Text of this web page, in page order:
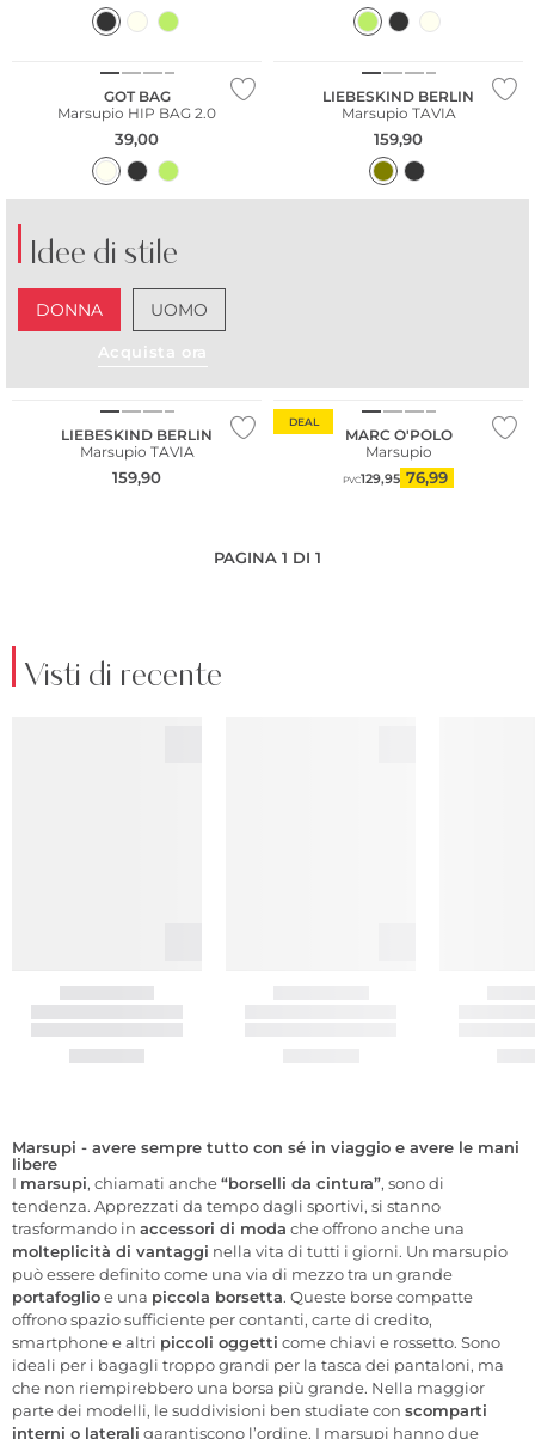
GOT BAG
Marsupio HIP BAG 2.0
39,00
LIEBESKIND BERLIN
Marsupio TAVIA
159,90
Idee di stile
DONNA UOMO
Acquista ora
LIEBESKIND BERLIN
Marsupio TAVIA
159,90
DEAL
MARC O'POLO
Marsupio
PVC129,95 76,99
PAGINA 1 DI 1
Visti di recente
Marsupi - avere sempre tutto con sé in viaggio e avere le mani
libere
I marsupi, chiamati anche“borselli da cintura”, sono di
tendenza. Apprezzati da tempo dagli sportivi, si stanno
trasformando in accessori di moda che offrono anche una
molteplicità di vantaggi nella vita di tutti i giorni. Un marsupio
può essere definito come una via di mezzo tra un grande
portafoglioe una piccola borsetta. Queste borse compatte
offrono spazio sufficiente per contanti, carte di credito,
smartphone e altri piccoli oggetti come chiavi e rossetto. Sono
ideali per i bagagli troppo grandi per la tasca dei pantaloni, ma
che non riempirebbero una borsa più grande. Nella maggior
parte dei modelli, le suddivisioni ben studiate con scomparti
interni o laterali garantiscono l’ordine. I marsupi hanno due